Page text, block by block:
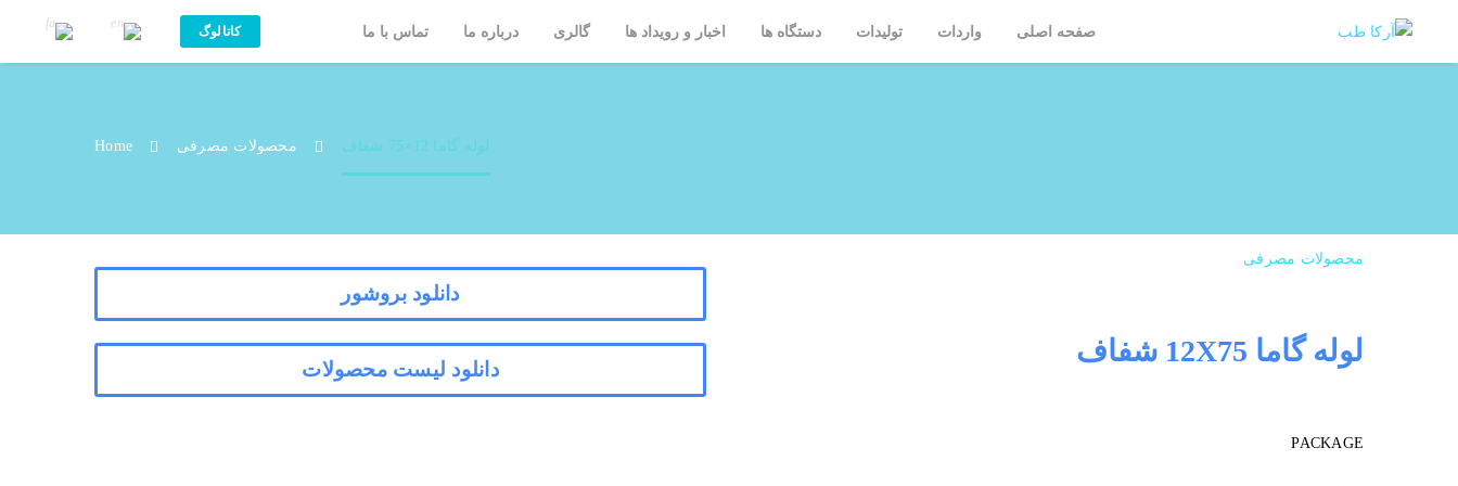
صفحه اصلی واردات تولیدات دستگاه ها اخبار و رویداد ها گالری درباره ما تماس با ما کاتالوگ
لوله گاما 12×75 شفاف Home محصولات مصرفی لوله گاما 12×75 شفاف
محصولات مصرفی
لوله گاما 12X75 شفاف
PACKAGE
دانلود بروشور
دانلود لیست محصولات